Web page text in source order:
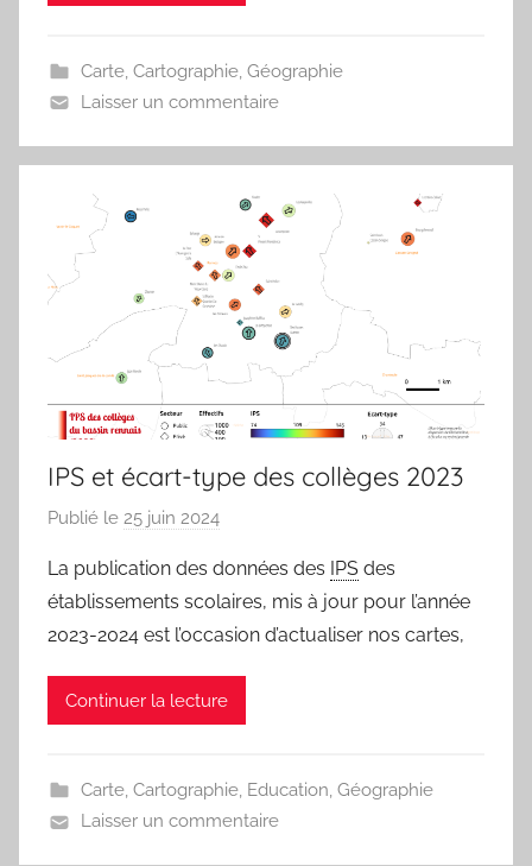
t
a
u
Carte, Cartographie, Géographie
Laisser un commentaire
IPS et écart-type des collèges 2023
Publié le 25 juin 2024
r
j
m
a
r
e
a
La publication des données des IPS des
établissements scolaires, mis à jour pour l’année
2023-2024 est l’occasion d’actualiser nos cartes,
Continuer la lecture
Carte, Cartographie, Education, Géographie
Laisser un commentaire